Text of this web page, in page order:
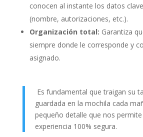
conocen al instante los datos
(nombre, autorizaciones, etc.).
Organización total: Garantiza
siempre donde le corresponde y
asignado.
Es fundamental que traigan su
guardada en la mochila cada
pequeño detalle que nos
experiencia 100% segura.